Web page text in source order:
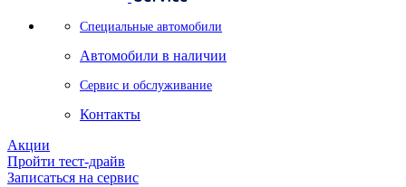
Специальные автомобили
Автомобили в наличии
Сервис и обслуживание
Контакты
Акции
Пройти тест-драйв
Записаться на сервис